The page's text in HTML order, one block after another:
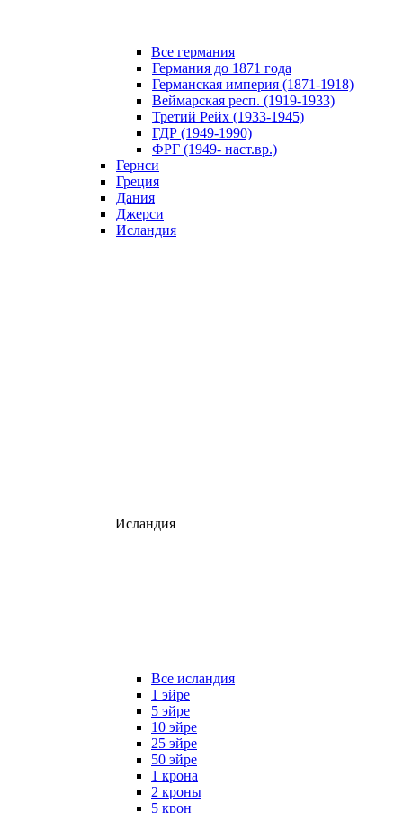
Все германия
Германия до 1871 года
Германская империя (1871-1918)
Веймарская респ. (1919-1933)
Третий Рейх (1933-1945)
ГДР (1949-1990)
ФРГ (1949- наст.вр.)
Гернси
Греция
Дания
Джерси
Исландия
Исландия
Все исландия
1 эйре
5 эйре
10 эйре
25 эйре
50 эйре
1 крона
2 кроны
5 крон